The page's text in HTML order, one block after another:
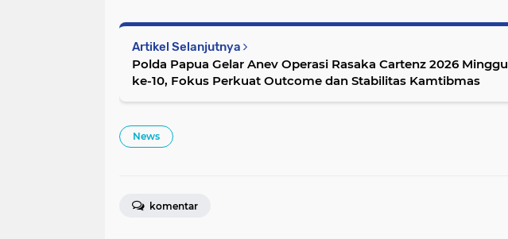
Artikel Selanjutnya
Polda Papua Gelar Anev Operasi Rasaka Cartenz 2026 Minggu
ke-10, Fokus Perkuat Outcome dan Stabilitas Kamtibmas
News
komentar